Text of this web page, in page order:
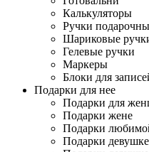
Калькуляторы
Ручки
Шариковые
Гелевые ручки
Маркеры
Блоки для
Подарки для нее
Подарки для
Подарки жене
Подарки
Подарки девушке